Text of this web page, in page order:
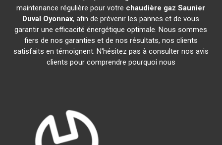
maintenance régulière pour votre chaudière gaz Saunier
Duval Oyonnax, afin de prévenir les pannes et de vous
garantir une efficacité énergétique optimale. Nous sommes
fiers de nos garanties et de nos résultats, nos clients
satisfaits en témoignent. N'hésitez pas à consulter nos avis
clients pour comprendre pourquoi nous